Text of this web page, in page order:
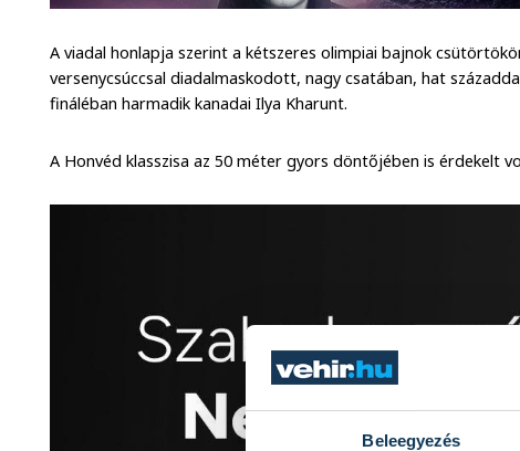
Beleegyezés
A viadal honlapja szerint a kétszeres olimpiai bajnok
versenycsúccsal diadalmaskodott, nagy csatában, hat
fináléban harmadik kanadai Ilya Kharunt.
A Honvéd klasszisa az 50 méter gyors döntőjében is érdekelt